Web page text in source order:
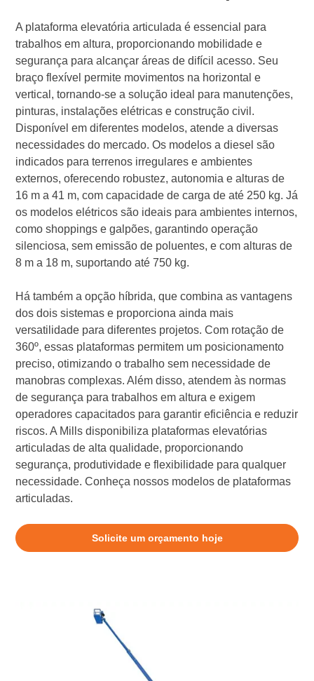
A plataforma elevatória articulada é essencial para
trabalhos em altura, proporcionando mobilidade e
segurança para alcançar áreas de difícil acesso. Seu
braço flexível permite movimentos na horizontal e
vertical, tornando-se a solução ideal para manutenções,
pinturas, instalações elétricas e construção civil.
Disponível em diferentes modelos, atende a diversas
necessidades do mercado. Os modelos a diesel são
indicados para terrenos irregulares e ambientes
externos, oferecendo robustez, autonomia e alturas de
16 m a 41 m, com capacidade de carga de até 250 kg. Já
os modelos elétricos são ideais para ambientes internos,
como shoppings e galpões, garantindo operação
silenciosa, sem emissão de poluentes, e com alturas de
8 m a 18 m, suportando até 750 kg.
Há também a opção híbrida, que combina as vantagens
dos dois sistemas e proporciona ainda mais
versatilidade para diferentes projetos. Com rotação de
360º, essas plataformas permitem um posicionamento
preciso, otimizando o trabalho sem necessidade de
manobras complexas. Além disso, atendem às normas
de segurança para trabalhos em altura e exigem
operadores capacitados para garantir eficiência e reduzir
riscos. A Mills disponibiliza plataformas elevatórias
articuladas de alta qualidade, proporcionando
segurança, produtividade e flexibilidade para qualquer
necessidade. Conheça nossos modelos de plataformas
articuladas.
Solicite um orçamento hoje